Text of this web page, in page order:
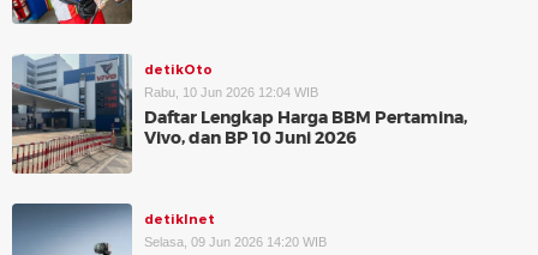
detikOto
Rabu, 10 Jun 2026 12:04 WIB
Daftar Lengkap Harga BBM Pertamina,
Vivo, dan BP 10 Juni 2026
detikInet
Selasa, 09 Jun 2026 14:20 WIB